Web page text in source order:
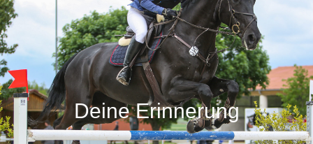
Deine Erinnerung